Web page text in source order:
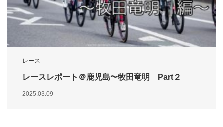
レース
レースレポート＠鹿児島〜牧田竜明 Part２
2025.03.09